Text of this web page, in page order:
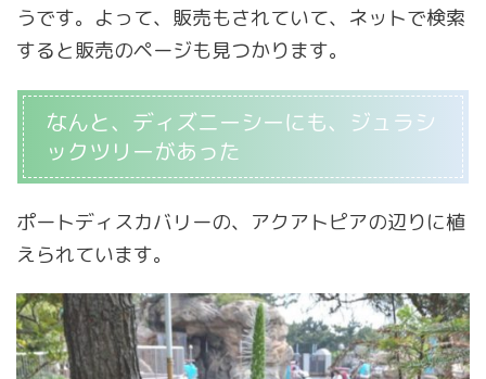
うです。よって、販売もされていて、ネットで検索
すると販売のページも見つかります。
なんと、ディズニーシーにも、ジュラシ
ックツリーがあった
ポートディスカバリーの、アクアトピアの辺りに植
えられています。